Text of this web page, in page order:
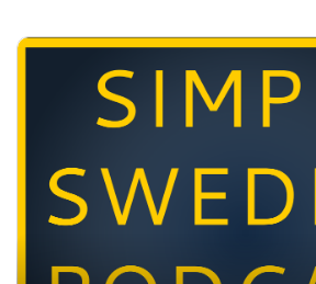
✅ Transkribering med ordlista för
✅ Quiz med frågor för att testa din
✅ Tvåspråkig transkribering med
✅ Community med andra som lär sig